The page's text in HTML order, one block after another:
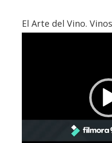
El Arte del Vino.